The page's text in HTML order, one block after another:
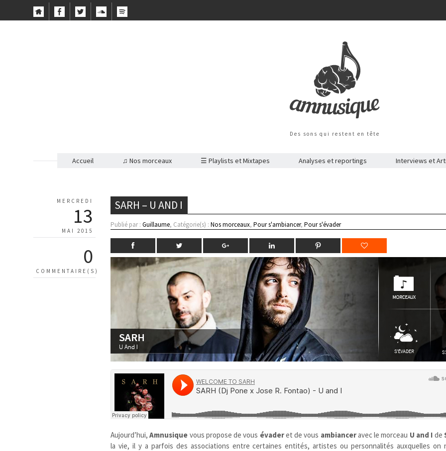
Des sons qui restent en tête
Accueil ♫ Nos morceaux ☰ Playlists et Mixtapes Analyses et reportings Interviews et
MERCREDI
13
MAI 2015
0
COMMENTAIRE(S)
SARH – U AND I
Publié par :Guillaume, Catégorie(s) :Nos morceaux,Pour s'ambiancer,Pour s'évader
Aujourd’hui,Amnusique vous propose de vous évaderet de vous ambianceravec le morceau U and I de
la vie, il y a parfois des associations entre certaines entités, artistes ou personnalités auxquelles on